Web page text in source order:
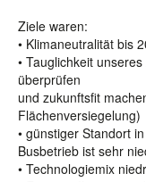
Ziele waren:
• Klimaneutralität bis
• Tauglichkeit
überprüfen
und zukunftsfit
Flächenversiegelung)
• günstiger Standort
Busbetrieb ist sehr
• Technologiemix